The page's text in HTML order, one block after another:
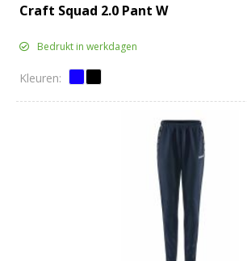
Craft Squad 2.0 Pant W
Bedrukt in werkdagen